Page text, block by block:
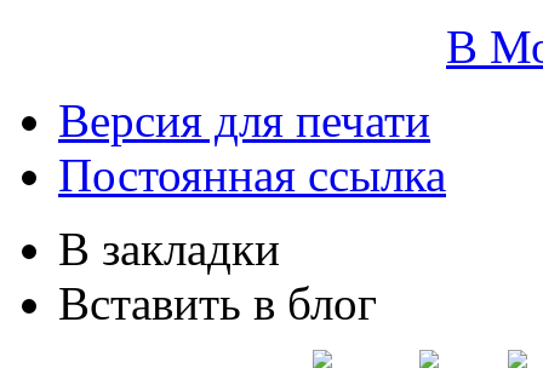
В
Версия для печати
Постоянная ссылка
В закладки
Вставить в блог